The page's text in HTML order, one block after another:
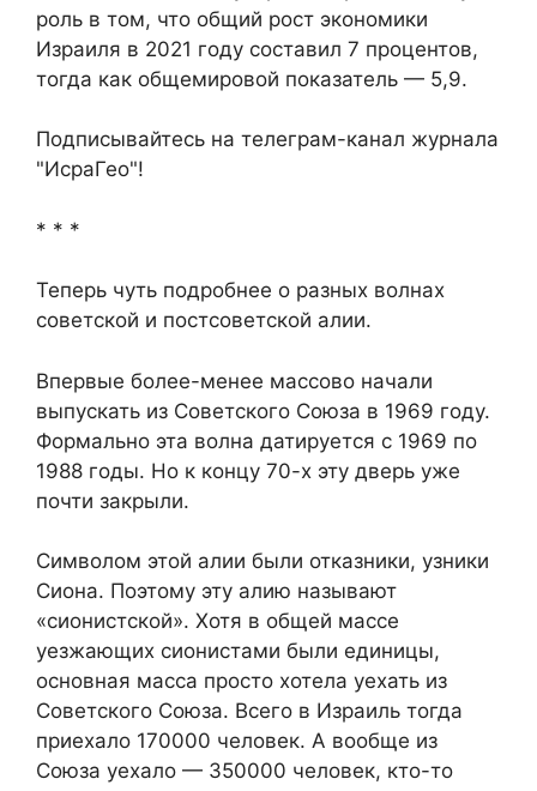
роль в том, что общий рост экономики
Израиля в 2021 году составил 7 процентов,
тогда как общемировой показатель — 5,9.
Подписывайтесь на телеграм-канал журнала
"ИсраГео"!
* * *
Теперь чуть подробнее о разных волнах
советской и постсоветской алии.
Впервые более-менее массово начали
выпускать из Советского Союза в 1969 году.
Формально эта волна датируется с 1969 по
1988 годы. Но к концу 70-х эту дверь уже
почти закрыли.
Символом этой алии были отказники, узники
Сиона. Поэтому эту алию называют
«сионистской». Хотя в общей массе
уезжающих сионистами были единицы,
основная масса просто хотела уехать из
Советского Союза. Всего в Израиль тогда
приехало 170000 человек. А вообще из
Союза уехало — 350000 человек, кто-то